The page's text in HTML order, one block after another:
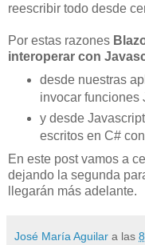
reescribir todo desde
Por estas razones
interoperar con
desde nuestras
invocar funciones
y desde
escritos en C#
En este post vamos a
dejando la segunda
llegarán más adelante.
José María Aguilar a las